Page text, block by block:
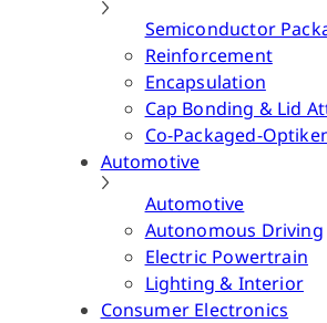
Semiconductor
Reinforcement
Encapsulation
Cap Bonding & Lid
Co-Packaged-
Automotive
Automotive
Autonomous Driving
Electric Powertrain
Lighting & Interior
Consumer Electronics